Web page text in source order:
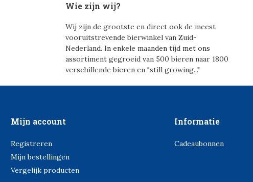
Wie zijn wij?
Wij zijn de grootste en direct ook de meest
vooruitstrevende bierwinkel van Zuid-
Nederland. In enkele maanden tijd met ons
assortiment gegroeid van 500 bieren naar 1800
verschillende bieren en "still growing..."
Mijn account
Registreren
Mijn bestellingen
Vergelijk producten
Informatie
Cadeaubonnen